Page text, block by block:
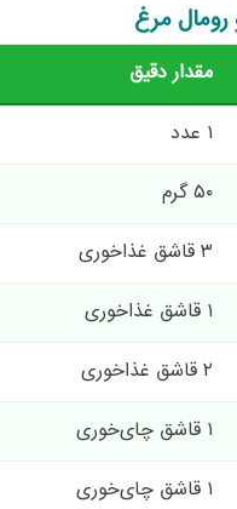
رومال مرغ
مقدار دقیق
۱ عدد
۵۰ گرم
۳ قاشق غذاخوری
۱ قاشق غذاخوری
۲ قاشق غذاخوری
۱ قاشق چای‌خوری
۱ قاشق چای‌خوری